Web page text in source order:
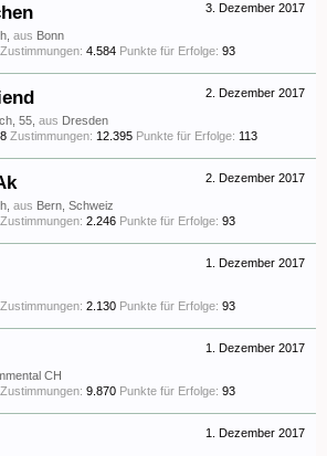
3. Dezember 2017
aus Bonn
Zustimmungen: 4.584 Punkte für Erfolge: 93
2. Dezember 2017
55, aus Dresden
Zustimmungen: 12.395 Punkte für Erfolge: 113
2. Dezember 2017
aus Bern, Schweiz
Zustimmungen: 2.246 Punkte für Erfolge: 93
1. Dezember 2017
Zustimmungen: 2.130 Punkte für Erfolge: 93
1. Dezember 2017
CH
Zustimmungen: 9.870 Punkte für Erfolge: 93
1. Dezember 2017